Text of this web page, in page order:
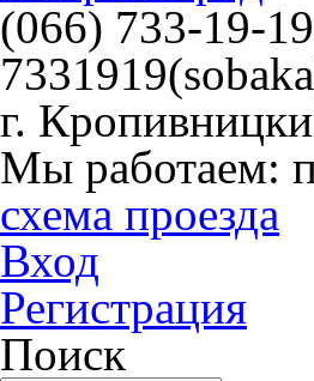
(066) 733-19-
г.
Мы работаем:
схема проезда
Вход
Регистрация
Поиск